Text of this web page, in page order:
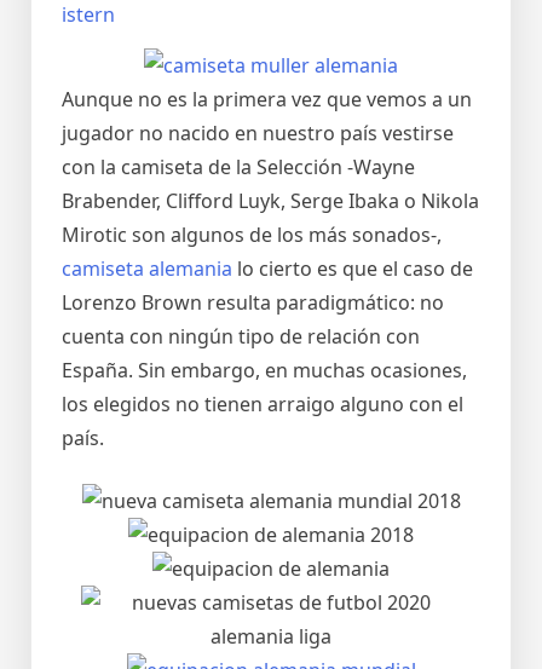
istern
Aunque no es la primera vez que vemos a un
jugador no nacido en nuestro país vestirse
con la camiseta de la Selección -Wayne
Brabender, Clifford Luyk, Serge Ibaka o Nikola
Mirotic son algunos de los más sonados-,
camiseta alemania lo cierto es que el caso de
Lorenzo Brown resulta paradigmático: no
cuenta con ningún tipo de relación con
España. Sin embargo, en muchas ocasiones,
los elegidos no tienen arraigo alguno con el
país.